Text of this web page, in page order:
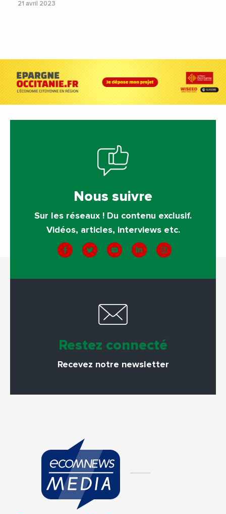
21 avril 2023
Nous suivre
Sur les réseaux ! Du contenu exclusif.
Vidéos, articles, interviews etc.
Restez connecté
Recevez notre newsletter